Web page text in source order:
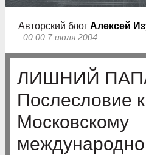
Авторский блог Алексей
00:00 7 июля 2004
ЛИШНИЙ
Послесловие
Московскому